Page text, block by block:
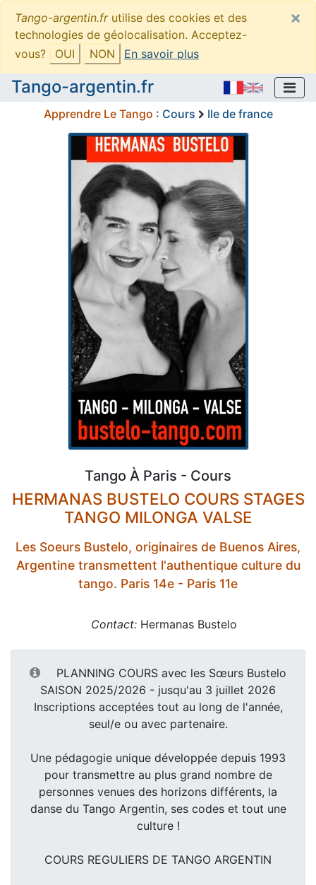
Tango-argentin.frutilise des cookies et des
technologies de géolocalisation. Acceptez-
vous?
OUI NON En savoir plus
×
Tango-argentin.fr
Apprendre Le Tango : Cours Ile de france
Tango À Paris - Cours
HERMANAS BUSTELO COURS STAGES
TANGO MILONGA VALSE
Les Soeurs Bustelo, originaires de Buenos Aires,
Argentine transmettent l'authentique culture du
tango. Paris 14e - Paris 11e
Contact:Hermanas Bustelo
PLANNING COURS avec les Sœurs Bustelo
SAISON 2025/2026 - jusqu'au 3 juillet 2026
Inscriptions acceptées tout au long de l'année,
seul/e ou avec partenaire.
Une pédagogie unique développée depuis 1993
pour transmettre au plus grand nombre de
personnes venues des horizons différents, la
danse du Tango Argentin, ses codes et tout une
culture !
COURS REGULIERS DE TANGO ARGENTIN